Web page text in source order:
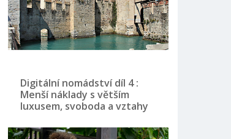
Digitální nomádství díl 4 :
Menší náklady s větším
luxusem, svoboda a vztahy